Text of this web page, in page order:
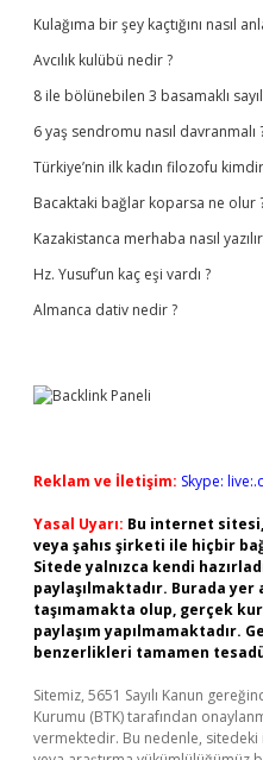
Kulağıma bir şey kaçtığını nasıl
Avcılık kulübü nedir ?
8 ile bölünebilen 3 basamaklı
6 yaş sendromu nasıl davranmalı
Türkiye’nin ilk kadın filozofu
Bacaktaki bağlar koparsa ne olur
Kazakistanca merhaba nasıl
Hz. Yusuf’un kaç eşi vardı ?
Almanca dativ nedir ?
Reklam ve İletişim: Skype:
Yasal Uyarı: Bu internet
veya şahıs şirketi ile hiçbir
Sitede yalnızca kendi
paylaşılmaktadır. Burada
taşımamakta olup, gerçek
paylaşım yapılmamaktadır.
benzerlikleri tamamen
Sitemiz, 5651 Sayılı Kanun
Kurumu (BTK) tarafından
vermektedir. Bu nedenle,